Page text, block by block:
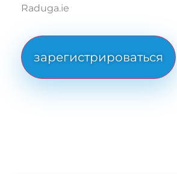
Raduga.ie
No val